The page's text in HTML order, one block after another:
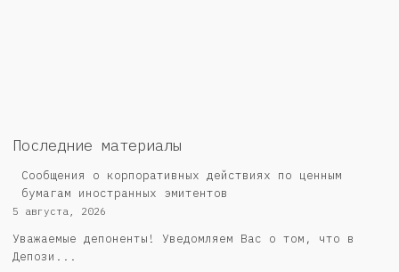
Последние материалы
Сообщения о корпоративных действиях по ценным
бумагам иностранных эмитентов
5 августа, 2026
Уважаемые депоненты! Уведомляем Вас о том, что в
Депози...